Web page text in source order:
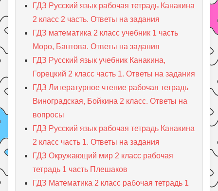
ГДЗ Русский язык рабочая тетрадь Канакина
2 класс 2 часть. Ответы на задания
ГДЗ математика 2 класс учебник 1 часть
Моро, Бантова. Ответы на задания
ГДЗ Русский язык учебник Канакина,
Горецкий 2 класс часть 1. Ответы на задания
ГДЗ Литературное чтение рабочая тетрадь
Виноградская, Бойкина 2 класс. Ответы на
вопросы
ГДЗ Русский язык рабочая тетрадь Канакина
2 класс часть 1. Ответы на задания
ГДЗ Окружающий мир 2 класс рабочая
тетрадь 1 часть Плешаков
ГДЗ Математика 2 класс рабочая тетрадь 1